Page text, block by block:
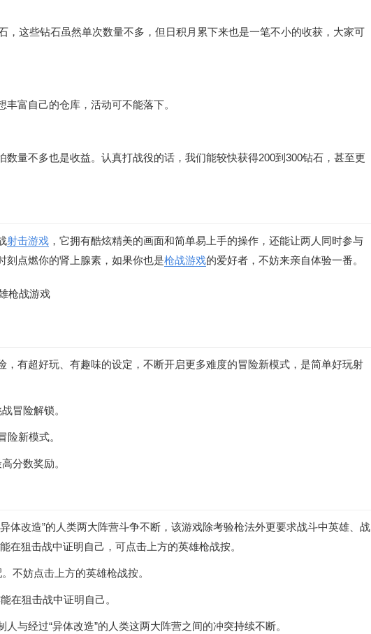
，这些钻石虽然单次数量不多，但日积月累下来也是一笔不小的收获，大家可
富自己的仓库，活动可不能落下。
量不多也是收益。认真打战役的话，我们能较快获得200到300钻石，甚至更
射击游戏 ，它拥有酷炫精美的画面和简单易上手的操作，还能让两人同时参与
刻点燃你的肾上腺素，如果你也是枪战游戏的爱好者，不妨来亲自体验一番。
有超好玩、有趣味的设定，不断开启更多难度的冒险新模式，是简单好玩射
冒险解锁。
险新模式。
分数奖励。
体改造”的人类两大阵营斗争不断，该游戏除考验枪法外更要求战斗中英雄、战
在狙击战中证明自己，可点击上方的英雄枪战按。
不妨点击上方的英雄枪战按。
在狙击战中证明自己。
与经过“异体改造”的人类这两大阵营之间的冲突持续不断。